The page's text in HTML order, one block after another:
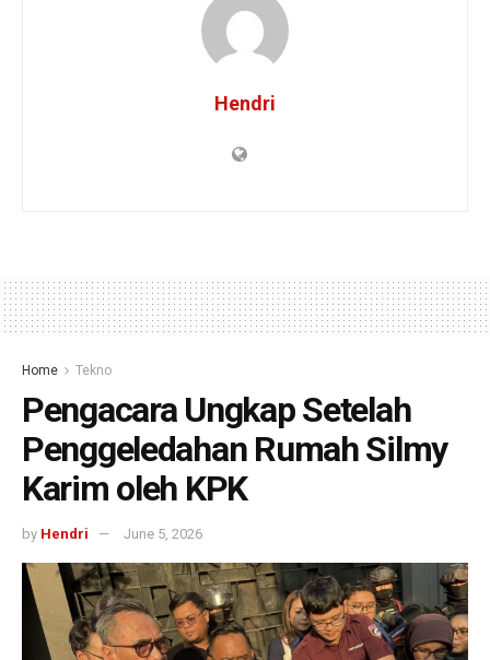
Hendri
Home Tekno
Pengacara Ungkap Setelah
Penggeledahan Rumah Silmy
Karim oleh KPK
by Hendri June 5, 2026